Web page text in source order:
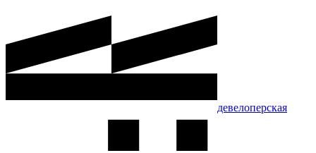
девелоперская